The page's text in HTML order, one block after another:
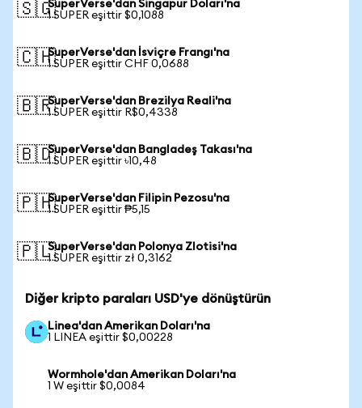
🇸🇬SuperVerse'dan Singapur Doları'na
1 SUPER eşittir $0,1088
🇨🇭SuperVerse'dan İsviçre Frangı'na
1 SUPER eşittir CHF 0,0688
🇧🇷SuperVerse'dan Brezilya Reali'na
1 SUPER eşittir R$0,4338
🇧🇩SuperVerse'dan Bangladeş Takası'na
1 SUPER eşittir ৳10,48
🇵🇭SuperVerse'dan Filipin Pezosu'na
1 SUPER eşittir ₱5,15
🇵🇱SuperVerse'dan Polonya Zlotisi'na
1 SUPER eşittir zł 0,3162
Diğer kripto paraları USD'ye dönüştürün
Linea'dan Amerikan Doları'na
1 LINEA eşittir $0,00228
Wormhole'dan Amerikan Doları'na
1 W eşittir $0,0084